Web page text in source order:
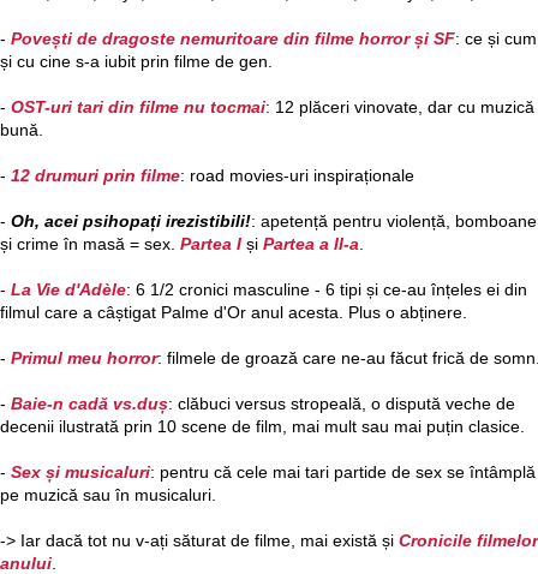
- Povești de dragoste nemuritoare din filme horror și SF: ce și cum
și cu cine s-a iubit prin filme de gen.
- OST-uri tari din filme nu tocmai: 12 plăceri vinovate, dar cu muzică
bună.
- 12 drumuri prin filme: road movies-uri inspiraționale
- Oh, acei psihopați irezistibili!: apetență pentru violență, bomboane
și crime în masă = sex. Partea I și Partea a II-a.
- La Vie d'Adèle: 6 1/2 cronici masculine - 6 tipi și ce-au înțeles ei din
filmul care a câștigat Palme d'Or anul acesta. Plus o abținere.
- Primul meu horror: filmele de groază care ne-au făcut frică de
- Baie-n cadă vs.duș: clăbuci versus stropeală, o dispută veche de
decenii ilustrată prin 10 scene de film, mai mult sau mai puțin clasice.
- Sex și musicaluri: pentru că cele mai tari partide de sex se întâmplă
pe muzică sau în musicaluri.
-> Iar dacă tot nu v-ați săturat de filme, mai există și Cronicile filmelor
anului.